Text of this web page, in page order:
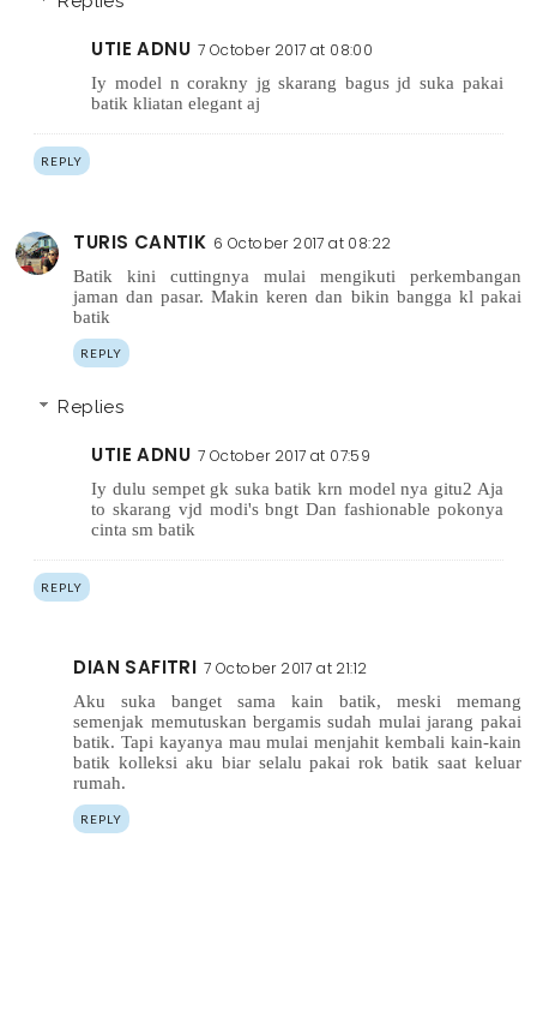
UTIE ADNU 7 October 2017 at 08:00
Iy model n corakny jg skarang bagus jd suka pakai
batik kliatan elegant aj
REPLY
TURIS CANTIK 6 October 2017 at 08:22
Batik kini cuttingnya mulai mengikuti perkembangan
jaman dan pasar. Makin keren dan bikin bangga kl pakai
batik
REPLY
Replies
UTIE ADNU 7 October 2017 at 07:59
Iy dulu sempet gk suka batik krn model nya gitu2 Aja
to skarang vjd modi's bngt Dan fashionable pokonya
cinta sm batik
REPLY
DIAN SAFITRI 7 October 2017 at 21:12
Aku suka banget sama kain batik, meski memang
semenjak memutuskan bergamis sudah mulai jarang pakai
batik. Tapi kayanya mau mulai menjahit kembali kain-kain
batik kolleksi aku biar selalu pakai rok batik saat keluar
rumah.
REPLY